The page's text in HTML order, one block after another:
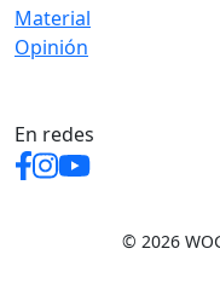
Material
Opinión
En redes
© 2026